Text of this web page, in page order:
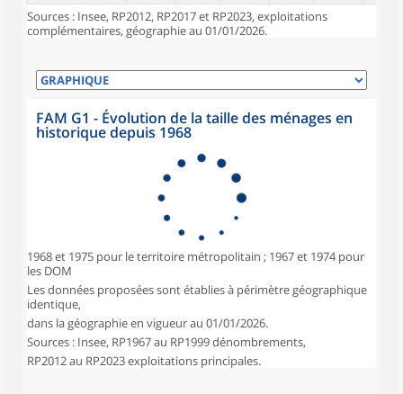
Sources : Insee, RP2012, RP2017 et RP2023, exploitations
complémentaires, géographie au 01/01/2026.
FAM G1 - Évolution de la taille des ménages en
historique depuis 1968
1968 et 1975 pour le territoire métropolitain ; 1967 et 1974 pour
les DOM
Les données proposées sont établies à périmètre géographique
identique,
dans la géographie en vigueur au 01/01/2026.
Sources : Insee, RP1967 au RP1999 dénombrements,
RP2012 au RP2023 exploitations principales.